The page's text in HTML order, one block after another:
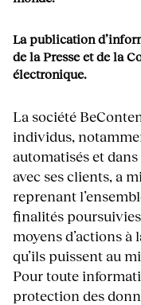
La publication
de la Presse et de la
électronique.
La société
individus,
automatisés et
avec ses clients, a
reprenant
finalités
moyens d’actions
qu’ils puissent au
Pour toute
protection des